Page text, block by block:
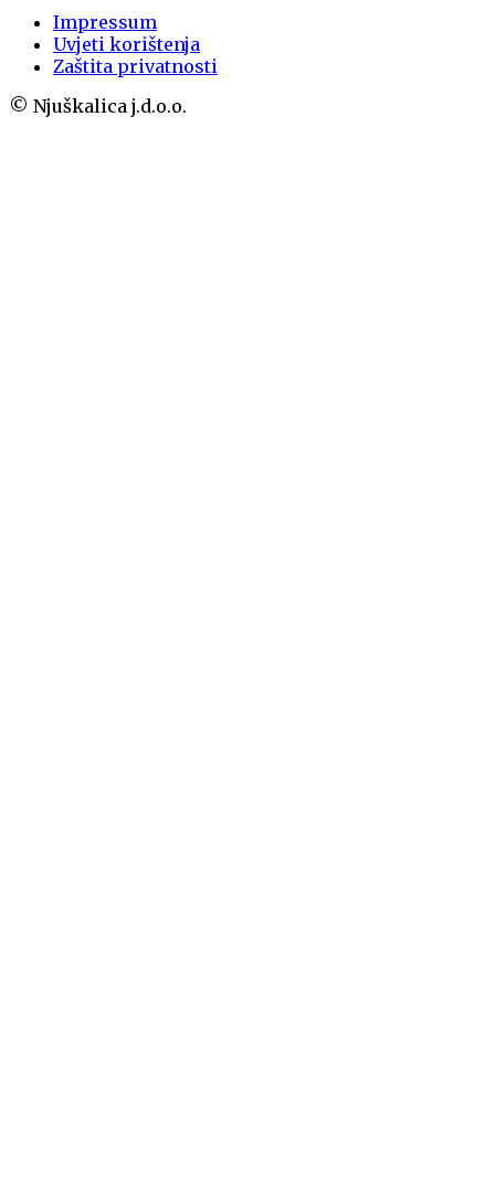
Impressum
Uvjeti korištenja
Zaštita privatnosti
© Njuškalica j.d.o.o.